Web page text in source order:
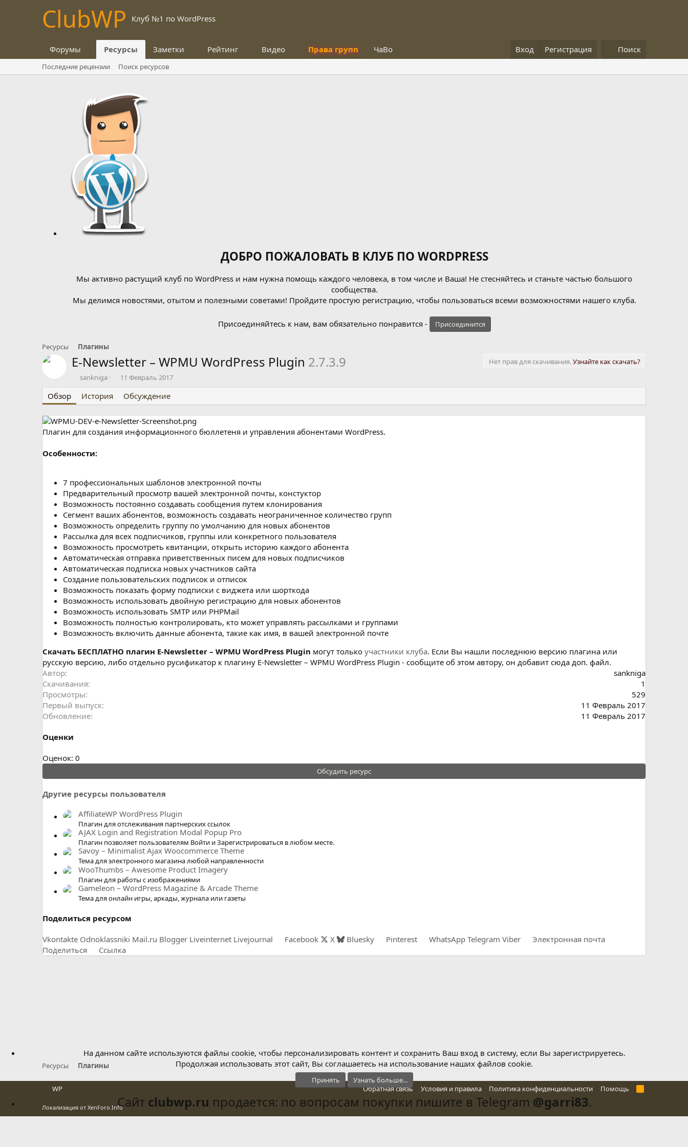
ClubWP Клуб №1 по WordPress
Форумы Ресурсы Заметки Рейтинг Видео Права групп ЧаВо Вход Регистрация Поиск
Последние рецензии Поиск ресурсов
ДОБРО ПОЖАЛОВАТЬ В КЛУБ ПО WORDPRESS
Мы активно растущий клуб по WordPress и нам нужна помощь каждого человека, в том числе и Ваша! Не стесняйтесь и станьте частью большого
сообщества.
Мы делимся новостями, отытом и полезными советами! Пройдите простую регистрацию, чтобы пользоваться всеми возможностями нашего клуба.
Присоединяйтесь к нам, вам обязательно понравится - Присоединится
Ресурсы Плагины
E-Newsletter – WPMU WordPress Plugin 2.7.3.9 Нет прав для скачивания.Узнайте как скачать?
А
т
о
р
sankniga
Д
а
с
о
з
11 Февраль 2017
Обзор История Обсуждение
Плагин для создания информационного бюллетеня и управления абонентами WordPress.
Особенности:
7 профессиональных шаблонов электронной почты
Предварительный просмотр вашей электронной почты, констуктор
Возможность постоянно создавать сообщения путем клонирования
Сегмент ваших абонентов, возможность создавать неограниченное количество групп
Возможность определить группу по умолчанию для новых абонентов
Рассылка для всех подписчиков, группы или конкретного пользователя
Возможность просмотреть квитанции, открыть историю каждого абонента
Автоматическая отправка приветственных писем для новых подписчиков
Автоматическая подписка новых участников сайта
Создание пользовательских подписок и отписок
Возможность показать форму подписки с виджета или шорткода
Возможность использовать двойную регистрацию для новых абонентов
Возможность использовать SMTP или PHPMail
Возможность полностью контролировать, кто может управлять рассылками и группами
Возможность включить данные абонента, такие как имя, в вашей электронной почте
Cкачать БЕСПЛАТНО плагин E-Newsletter – WPMU WordPress Plugin могут только участники клуба. Если Вы нашли последнюю версию плагина или
русскую версию, либо отдельно русификатор к плагину E-Newsletter – WPMU WordPress Plugin - сообщите об этом автору, он добавит сюда доп. файл.
Автор
sankniga
Скачивания
1
Просмотры
529
Первый выпуск
11 Февраль 2017
Обновление
11 Февраль 2017
Оценки
0
.
0
0
з
Оценок: 0
Обсудить ресурс
Другие ресурсы пользователя
AffiliateWP WordPress Plugin
Плагин для отслеживания партнерских ссылок
AJAX Login and Registration Modal Popup Pro
Плагин позволяет пользователям Войти и Зарегистрироваться в любом месте.
Savoy – Minimalist Ajax Woocommerce Theme
Тема для электронного магазина любой направленности
WooThumbs – Awesome Product Imagery
Плагин для работы с изображениями
Gameleon – WordPress Magazine & Arcade Theme
Тема для онлайн игры, аркады, журнала или газеты
Поделиться ресурсом
Vkontakte Odnoklassniki Mail.ru Blogger Liveinternet Livejournal Facebook X Bluesky Pinterest WhatsApp Telegram Viber
Электронная почта
Поделиться
Ссылка
Ресурсы Плагины
WP Обратная связь Условия и правила Политика конфиденциальности Помощь
R
Локализация от XenForo.Info
На данном сайте используются файлы cookie, чтобы персонализировать контент и сохранить Ваш вход в систему, если Вы зарегистрируетесь.
Продолжая использовать этот сайт, Вы соглашаетесь на использование наших файлов cookie.
Принять Узнать больше...
Сайт clubwp.ru продается: по вопросам покупки пишите в Telegram @garri83.